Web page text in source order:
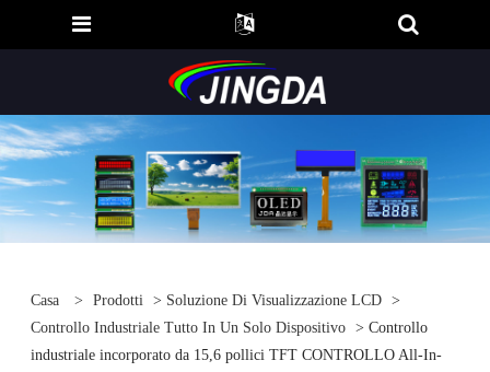
Casa > Prodotti > Soluzione Di Visualizzazione LCD >
Controllo Industriale Tutto In Un Solo Dispositivo > Controllo
industriale incorporato da 15,6 pollici TFT CONTROLLO All-In-